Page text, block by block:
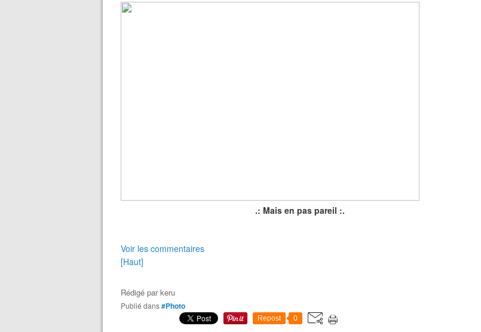
.: Mais en pas pareil :.
Voir les commentaires
[Haut]
Rédigé parkeru
Publié dans#Photo
Repost 0